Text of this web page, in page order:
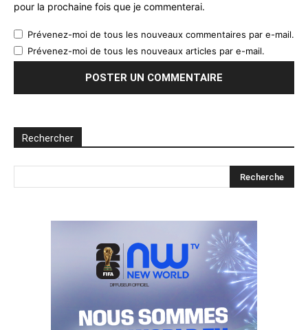
pour la prochaine fois que je commenterai.
Prévenez-moi de tous les nouveaux commentaires par e-mail.
Prévenez-moi de tous les nouveaux articles par e-mail.
Rechercher